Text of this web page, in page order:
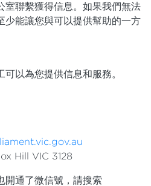
室聯繫獲得信息。如果我們無法
少能讓您與可以提供幫助的一方
以為您提供信息和服務。
Hill VIC 3128
開通了微信號，請搜索